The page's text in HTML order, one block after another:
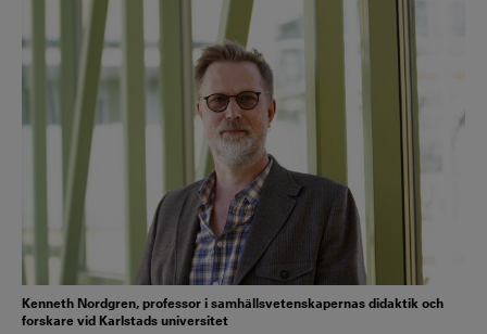
Kenneth Nordgren, professor i samhällsvetenskapernas didaktik och
forskare vid Karlstads universitet